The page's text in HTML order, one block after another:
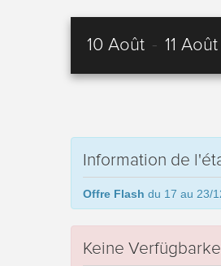
10 Août - 11 Août
Information de
Offre Flash du 17 au 23/
Keine